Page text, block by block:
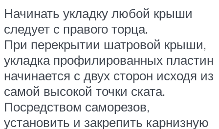
Начинать укладку любой крыши
следует с правого торца.
При перекрытии шатровой крыши,
укладка профилированных пластин
начинается с двух сторон исходя из
самой высокой точки ската.
Посредством саморезов,
установить и закрепить карнизную